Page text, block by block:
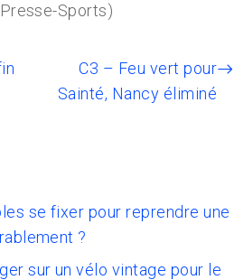
Sports)
C3 – Feu vert pour
Sainté, Nancy éliminé
se fixer pour reprendre une
?
sur un vélo vintage pour le